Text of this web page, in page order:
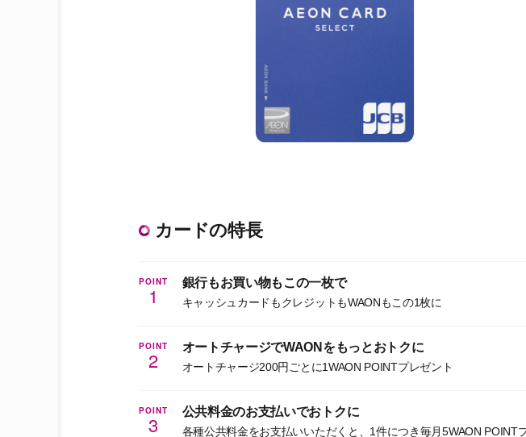
カードの特長
POINT
1
銀行もお買い物もこの一枚で
キャッシュカードもクレジットもWAONもこの1枚に
POINT
2
オートチャージでWAONをもっとおトクに
オートチャージ200円ごとに1WAON POINTプレゼント
POINT
3
公共料金のお支払いでおトクに
各種公共料金をお支払いいただくと、1件につき毎月5WAON POINT